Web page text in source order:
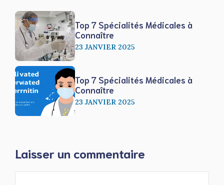
Top 7 Spécialités Médicales à
Connaître
23 JANVIER 2025
Top 7 Spécialités Médicales à
Connaître
23 JANVIER 2025
Laisser un commentaire